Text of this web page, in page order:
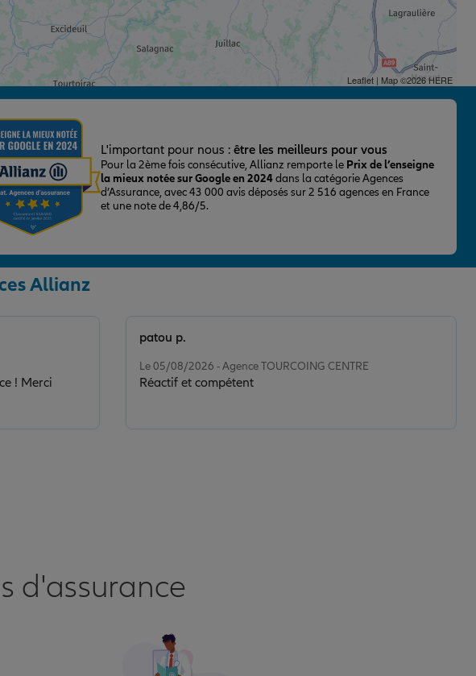
Leaflet| Map ©2026HERE
L'important pour nous : être les meilleurs pour vous
Pour la 2ème fois consécutive, Allianz remporte le Prix de l’enseigne
la mieux notée sur Google en 2024dans la catégorie Agences
d’Assurance, avec 43 000 avis déposés sur 2 516 agences en France
et une note de 4,86/5.
Allianz
! Merci
Le 05/08/2026 - Agence TOURCOING CENTRE
Réactif et compétent
patou p.
d'assurance